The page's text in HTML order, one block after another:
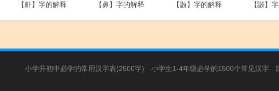
【鼾】字的解释 【鼻】字的解释 【鼢】字的解释 【鼥】
小学升初中必学的常用汉字表(2500字) 小学生1-4年级必学的1500个常见汉字